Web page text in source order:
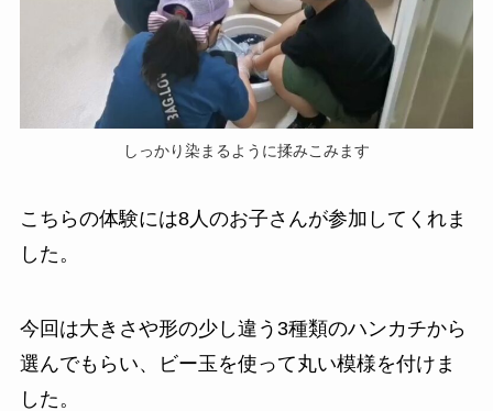
しっかり染まるように揉みこみます
こちらの体験には8人のお子さんが参加してくれま
した。
今回は大きさや形の少し違う3種類のハンカチから
選んでもらい、ビー玉を使って丸い模様を付けま
した。